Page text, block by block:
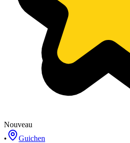
Nouveau
•
Guichen